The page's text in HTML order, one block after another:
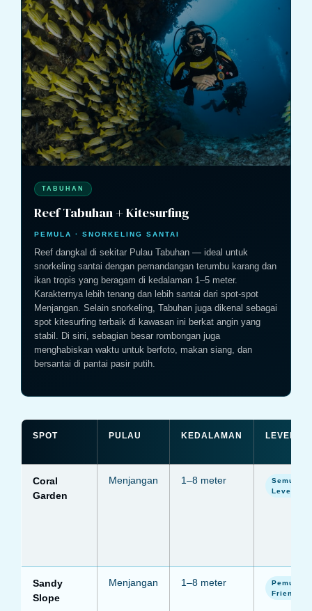
TABUHAN
Reef Tabuhan + Kitesurfing
PEMULA · SNORKELING SANTAI
Reef dangkal di sekitar Pulau Tabuhan — ideal untuk
snorkeling santai dengan pemandangan terumbu karang dan
ikan tropis yang beragam di kedalaman 1–5 meter.
Karakternya lebih tenang dan lebih santai dari spot-spot
Menjangan. Selain snorkeling, Tabuhan juga dikenal sebagai
spot kitesurfing terbaik di kawasan ini berkat angin yang
stabil. Di sini, sebagian besar rombongan juga
menghabiskan waktu untuk berfoto, makan siang, dan
bersantai di pantai pasir putih.
SPOT PULAU KEDALAMAN LEVEL
Coral
Garden
Menjangan 1–8 meter
Semua
Level
Sandy
Slope
Menjangan 1–8 meter
Pemula
Friendly